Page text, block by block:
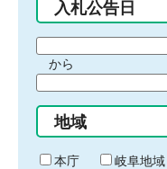
入札公告日
間
始
り
から
間
終
わ
地域
本庁
岐阜地域